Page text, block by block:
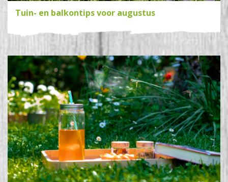
Tuin- en balkontips voor augustus